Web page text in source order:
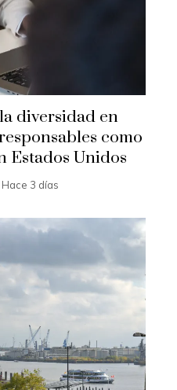
diversidad en
como
Estados Unidos
Hace 3 días